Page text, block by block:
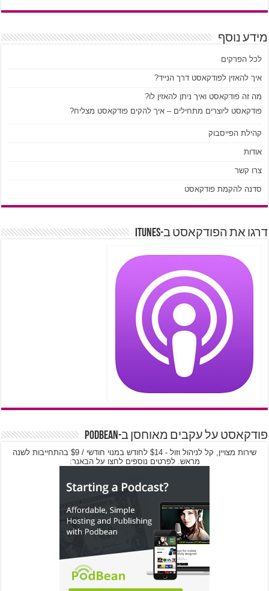
מידע נוסף
לכל הפרקים
איך להאזין לפודקאסט דרך הנייד?
מה זה פודקאסט ואיך ניתן להאזין לו?
פודקאסט ליוצרים מתחילים – איך להקים פודקאסט מצליח?
קהילת הפייסבוק
אודות
צרו קשר
סדנה להקמת פודקאסט
דרגו את הפודקאסט ב-iTunes
פודקאסט על עקבים מאוחסן ב-PodBean
שירות מצויין, קל לניהול וזול - $14 לחודש במנוי חודשי / $9 בהתחייבות לשנה
מראש. לפרטים נוספים לחצו על הבאנר: